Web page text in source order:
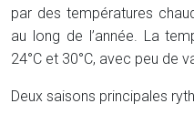
par des températures
au long de l’année. La
24°C et 30°C, avec peu de
Deux saisons principales